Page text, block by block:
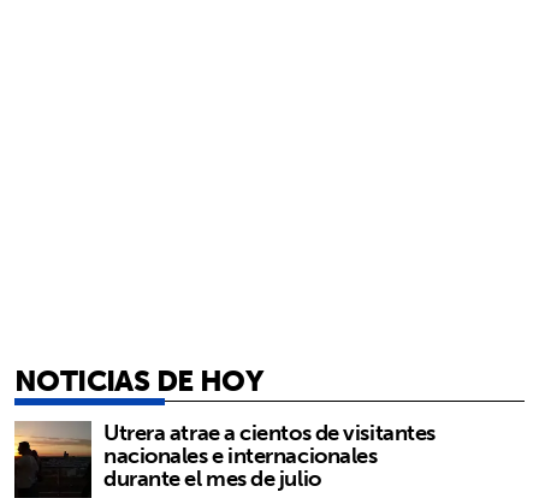
NOTICIAS DE HOY
Utrera atrae a cientos de visitantes
nacionales e internacionales
durante el mes de julio